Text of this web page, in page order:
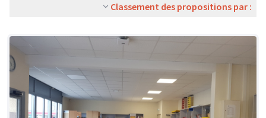
Classement des propositions par :